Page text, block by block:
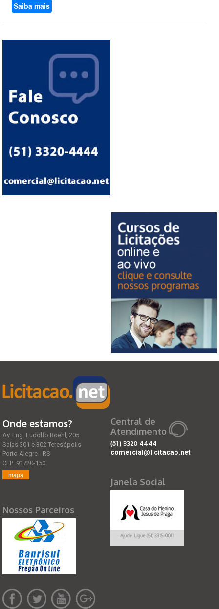
Saiba mais
Onde estamos?
Av. Eng. Ludolfo Boehl, 205
Salas 301 e 302 Teresópolis
Porto Alegre - RS
CEP: 91720-150
mapa
Nossos Parceiros
Central de
Atendimento
(51) 3320 4444
comercial@licitacao.net
Janela Social